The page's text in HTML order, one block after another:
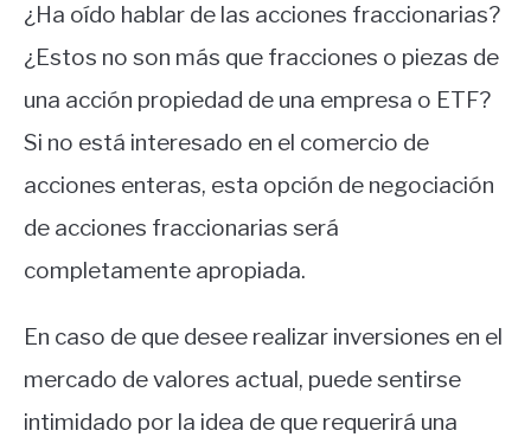
¿Ha oído hablar de las acciones fraccionarias?
¿Estos no son más que fracciones o piezas de
una acción propiedad de una empresa o ETF?
Si no está interesado en el comercio de
acciones enteras, esta opción de negociación
de acciones fraccionarias será
completamente apropiada.
En caso de que desee realizar inversiones en el
mercado de valores actual, puede sentirse
intimidado por la idea de que requerirá una